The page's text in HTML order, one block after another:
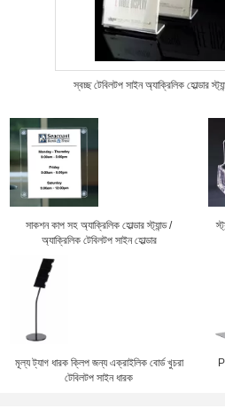
স্বচ্ছ টেবিলটপ সাইন অ্যাক্রিলিক হোল্ডার
সাকশন কাপ সহ অ্যাক্রিলিক হোল্ডার স্ট্যান্ড /
অ্যাক্রিলিক টেবিলটপ সাইন হোল্ডার
মূল্য ট্যাগ ধারক ক্লিপ জন্য এক্রাইলিক বোর্ড খুচরা
টেবিলটপ সাইন ধারক